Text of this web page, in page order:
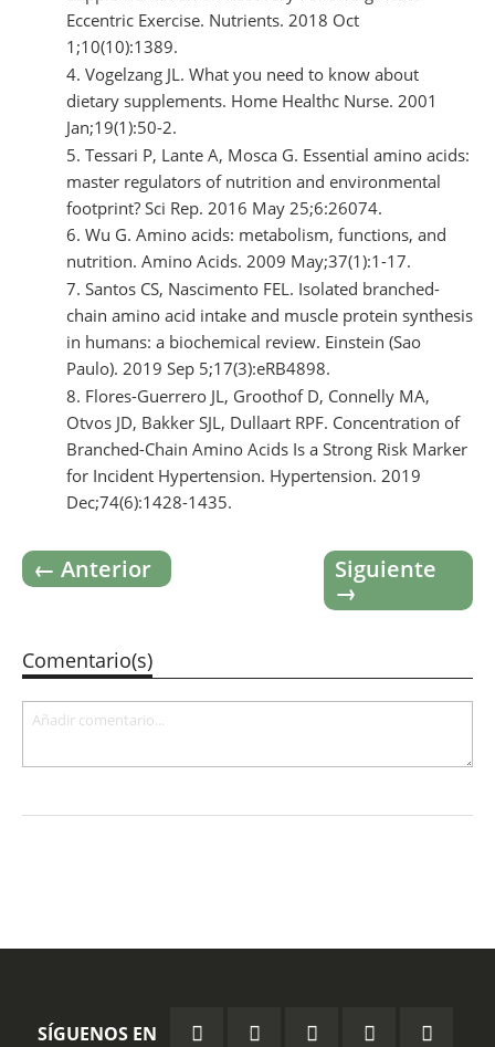
Eccentric Exercise. Nutrients. 2018 Oct
1;10(10):1389.
Vogelzang JL. What you need to know about
dietary supplements. Home Healthc Nurse. 2001
Jan;19(1):50-2.
Tessari P, Lante A, Mosca G. Essential amino acids:
master regulators of nutrition and environmental
footprint? Sci Rep. 2016 May 25;6:26074.
Wu G. Amino acids: metabolism, functions, and
nutrition. Amino Acids. 2009 May;37(1):1-17.
Santos CS, Nascimento FEL. Isolated branched-
chain amino acid intake and muscle protein synthesis
in humans: a biochemical review. Einstein (Sao
Paulo). 2019 Sep 5;17(3):eRB4898.
Flores-Guerrero JL, Groothof D, Connelly MA,
Otvos JD, Bakker SJL, Dullaart RPF. Concentration of
Branched-Chain Amino Acids Is a Strong Risk Marker
for Incident Hypertension. Hypertension. 2019
Dec;74(6):1428-1435.
← Anterior Siguiente
→
Comentario(s)
SÍGUENOS EN